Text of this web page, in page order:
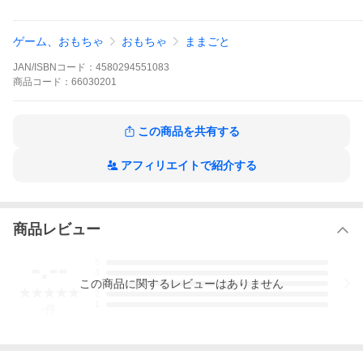
メッセージを添えたい方は、買い物かご内にある備考欄にお書き
ください。
ゲーム、おもちゃ おもちゃ ままごと
JAN/ISBNコード： 4580294551083
商品 コード： 66030201
この商品を共有する
アフィリエイトで紹介する
商品レビュー
3
この商品に関するレビューはありません